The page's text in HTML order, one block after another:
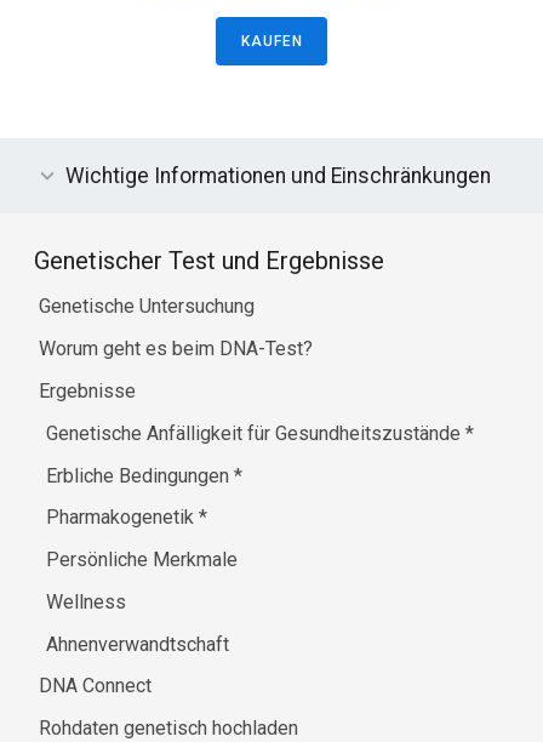
KAUFEN
Wichtige Informationen und Einschränkungen
Genetischer Test und Ergebnisse
Genetische Untersuchung
Worum geht es beim DNA-Test?
Ergebnisse
Genetische Anfälligkeit für Gesundheitszustände*
Erbliche Bedingungen*
Pharmakogenetik*
Persönliche Merkmale
Wellness
Ahnenverwandtschaft
DNA Connect
Rohdaten genetisch hochladen